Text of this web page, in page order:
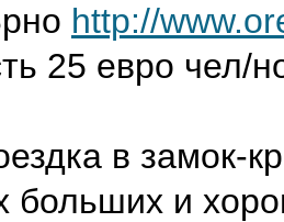
http://
25 евро чел/
в замок-
больших и